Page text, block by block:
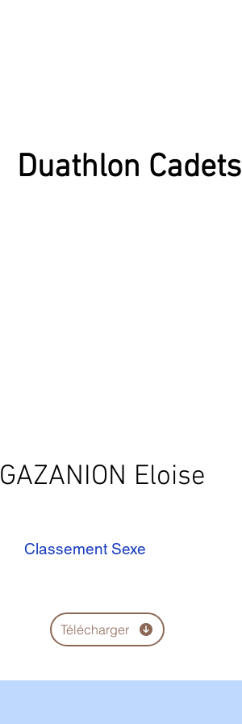
GAZANION Eloise
Duathlon Cadets
Classement Sexe
Télécharger